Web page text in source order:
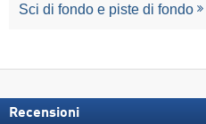
Sci di fondo e piste di fondo
Recensioni